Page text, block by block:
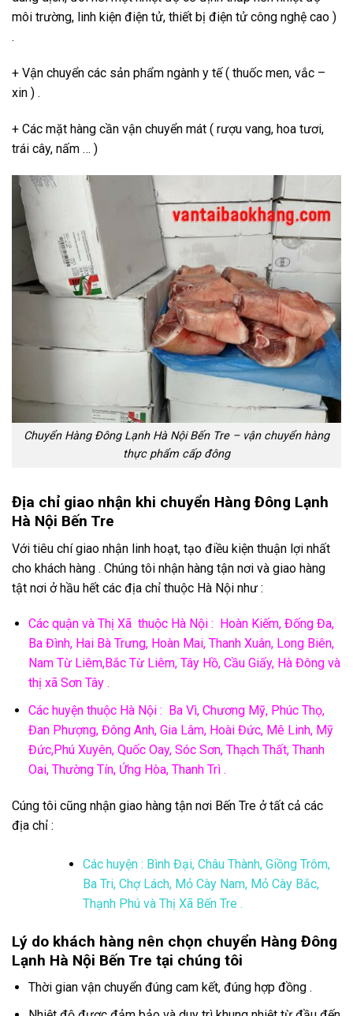
môi trường, linh kiện điện tử, thiết bị điện tử công nghệ cao )
.
+ Vận chuyển các sản phẩm ngành y tế ( thuốc men, vắc –
xin ) .
+ Các mặt hàng cần vận chuyển mát ( rượu vang, hoa tươi,
trái cây, nấm … )
Chuyển Hàng Đông Lạnh Hà Nội Bến Tre – vận chuyển hàng
thực phẩm cấp đông
Địa chỉ giao nhận khi chuyển Hàng Đông Lạnh
Hà Nội Bến Tre
Với tiêu chí giao nhận linh hoạt, tạo điều kiện thuận lợi nhất
cho khách hàng . Chúng tôi nhận hàng tận nơi và giao hàng
tật nơi ở hầu hết các địa chỉ thuộc Hà Nội như :
Các quận và Thị Xã thuộc Hà Nội : Hoàn Kiếm, Đống Đa,
Ba Đình, Hai Bà Trưng, Hoàn Mai, Thanh Xuân, Long Biên,
Nam Từ Liêm,Bắc Từ Liêm, Tây Hồ, Cầu Giấy, Hà Đông và
thị xã Sơn Tây .
Các huyện thuộc Hà Nội : Ba Vì, Chương Mỹ, Phúc Thọ,
Đan Phượng, Đông Anh, Gia Lâm, Hoài Đức, Mê Linh, Mỹ
Đức,Phú Xuyên, Quốc Oay, Sóc Sơn, Thạch Thất, Thanh
Oai, Thường Tín, Ứng Hòa, Thanh Trì .
Cúng tôi cũng nhận giao hàng tận nơi Bến Tre ở tất cả các
địa chỉ :
Các huyện : Bình Đại, Châu Thành, Giồng Trôm,
Ba Tri, Chợ Lách, Mỏ Cày Nam, Mỏ Cày Bắc,
Thạnh Phú và Thị Xã Bến Tre .
Lý do khách hàng nên chọn chuyển Hàng Đông
Lạnh Hà Nội Bến Tre tại chúng tôi
Thời gian vận chuyển đúng cam kết, đúng hợp đồng .